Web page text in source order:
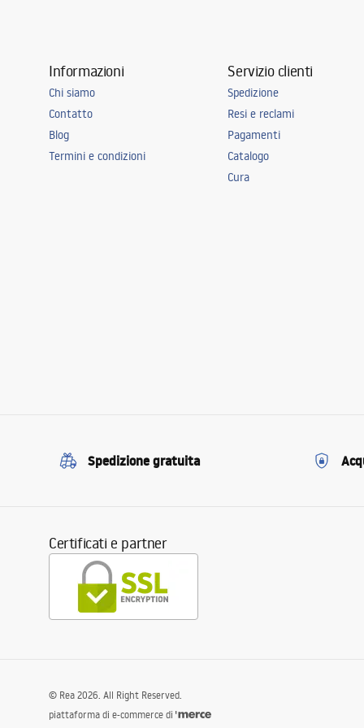
Classe energetica
G
Classe di tenuta
Stanza
ufficio,
Informazioni
Chi siamo
Contatto
Blog
Termini e condizioni
Servizio clienti
Spedizione
Resi e reclami
Pagamenti
Catalogo
Cura
Spedizione gratuita
Certificati e partner
© Rea 2026. All Right Reserved.
piattaforma di e-commerce di